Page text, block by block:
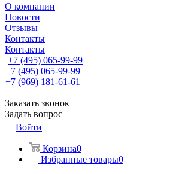
О компании
Новости
Отзывы
Контакты
Контакты
+7 (495) 065-99-99
+7 (495) 065-99-99
+7 (969) 181-61-61
Заказать звонок
Задать вопрос
Войти
Корзина0
Избранные товары0